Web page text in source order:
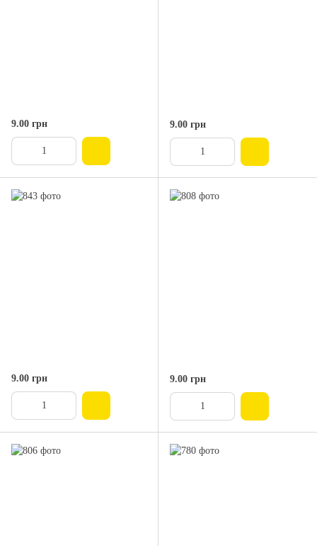
9.00 грн 9.00 грн
9.00 грн 9.00 грн